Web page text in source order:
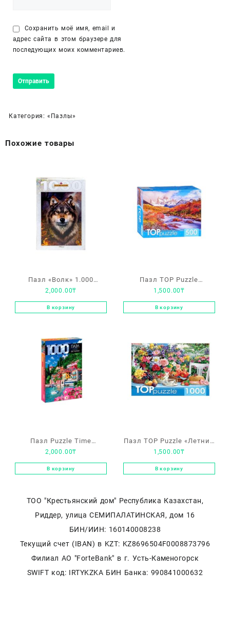
Сохранить моё имя, email и
адрес сайта в этом браузере для
последующих моих комментариев.
Категория: «Пазлы»
Похожие товары
Пазл «Волк» 1.000
элементов
2,000.00₸
В корзину
Пазл TOP Puzzle
«Прогулка к горе
Фицрой» 500 элементов
1,500.00₸
В корзину
Пазл Puzzle Time
«Побережье Италии»
1.000 деталей
2,000.00₸
В корзину
Пазл TOP Puzzle «Летний
натюрморт и шляпа»
1.000 элементов
1,500.00₸
В корзину
ТОО "Крестьянский дом" Республика Казахстан,
Риддер, улица СЕМИПАЛАТИНСКАЯ, дом 16
БИН/ИИН: 160140008238
Текущий счет (IBAN) в KZT: KZ8696504F0008873796
Филиал АО "ForteBank" в г. Усть-Каменогорск
SWIFT код: IRTYKZKA БИН Банка: 990841000632